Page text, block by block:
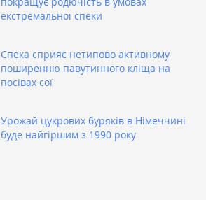
екстремальної спеки
Спека сприяє нетипово активному
поширенню павутинного кліща на
посівах сої
Урожай цукрових буряків в Німеччині
буде найгіршим з 1990 року